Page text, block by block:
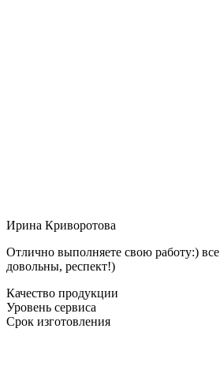
Ирина Криворотова
Отлично выполняете свою работу:) все
довольны, респект!)
Качество продукции
Уровень сервиса
Срок изготовления